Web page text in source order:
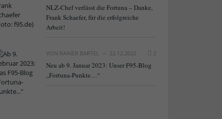
NLZ-Chef verlässt die Fortuna – Danke,
Frank Schaefer, für die erfolgreiche
Arbeit!
VON RAINER BARTEL 22.12.2022 2
Neu ab 9. Januar 2023: Unser F95-Blog
„Fortuna-Punkte…“